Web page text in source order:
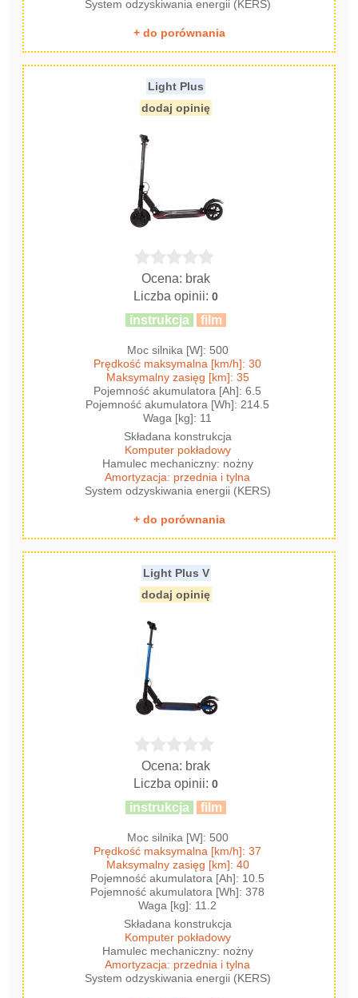
System odzyskiwania energii (KERS)
+ do porównania
Light Plus
dodaj opinię
Ocena: brak
Liczba opinii:0
instrukcja film
Moc silnika [W]: 500
Prędkość maksymalna [km/h]: 30
Maksymalny zasięg [km]: 35
Pojemność akumulatora [Ah]: 6.5
Pojemność akumulatora [Wh]: 214.5
Waga [kg]: 11
Składana konstrukcja
Komputer pokładowy
Hamulec mechaniczny: nożny
Amortyzacja: przednia i tylna
System odzyskiwania energii (KERS)
+ do porównania
Light Plus V
dodaj opinię
Ocena: brak
Liczba opinii:0
instrukcja film
Moc silnika [W]: 500
Prędkość maksymalna [km/h]: 37
Maksymalny zasięg [km]: 40
Pojemność akumulatora [Ah]: 10.5
Pojemność akumulatora [Wh]: 378
Waga [kg]: 11.2
Składana konstrukcja
Komputer pokładowy
Hamulec mechaniczny: nożny
Amortyzacja: przednia i tylna
System odzyskiwania energii (KERS)